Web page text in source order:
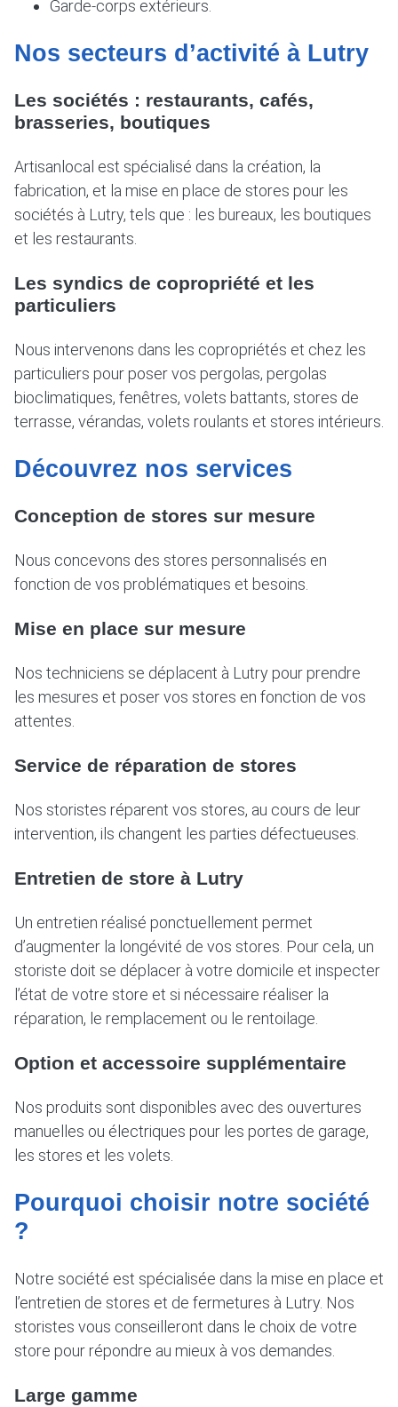
Garde-corps extérieurs.
Nos secteurs d’activité à Lutry
Les sociétés : restaurants, cafés,
brasseries, boutiques
Artisanlocal est spécialisé dans la création, la
fabrication, et la mise en place de stores pour les
sociétés à Lutry, tels que : les bureaux, les boutiques
et les restaurants.
Les syndics de copropriété et les
particuliers
Nous intervenons dans les copropriétés et chez les
particuliers pour poser vos pergolas, pergolas
bioclimatiques, fenêtres, volets battants, stores de
terrasse, vérandas, volets roulants et stores intérieurs.
Découvrez nos services
Conception de stores sur mesure
Nous concevons des stores personnalisés en
fonction de vos problématiques et besoins.
Mise en place sur mesure
Nos techniciens se déplacent à Lutry pour prendre
les mesures et poser vos stores en fonction de vos
attentes.
Service de réparation de stores
Nos storistes réparent vos stores, au cours de leur
intervention, ils changent les parties défectueuses.
Entretien de store à Lutry
Un entretien réalisé ponctuellement permet
d’augmenter la longévité de vos stores. Pour cela, un
storiste doit se déplacer à votre domicile et inspecter
l’état de votre store et si nécessaire réaliser la
réparation, le remplacement ou le rentoilage.
Option et accessoire supplémentaire
Nos produits sont disponibles avec des ouvertures
manuelles ou électriques pour les portes de garage,
les stores et les volets.
Pourquoi choisir notre société
?
Notre société est spécialisée dans la mise en place et
l’entretien de stores et de fermetures à Lutry. Nos
storistes vous conseilleront dans le choix de votre
store pour répondre au mieux à vos demandes.
Large gamme